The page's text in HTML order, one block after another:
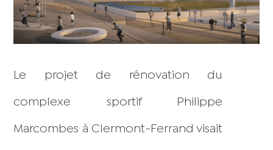
Le projet de rénovation du
complexe sportif Philippe
Marcombes à Clermont-Ferrand visait